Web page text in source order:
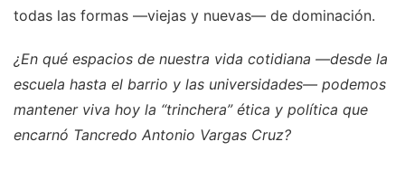
todas las formas —viejas y nuevas— de dominación.
¿En qué espacios de nuestra vida cotidiana —desde la
escuela hasta el barrio y las universidades— podemos
mantener viva hoy la “trinchera” ética y política que
encarnó Tancredo Antonio Vargas Cruz?